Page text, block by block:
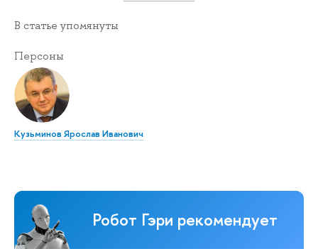
В статье упомянуты
Персоны
Кузьминов Ярослав Иванович
Робот Гэри рекомендует